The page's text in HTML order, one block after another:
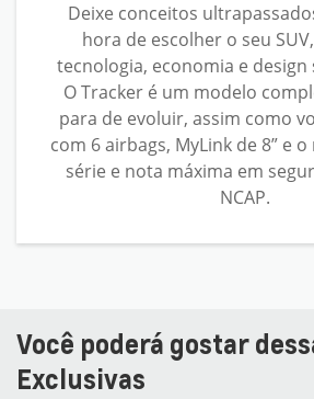
Deixe conceitos
hora de escolher o seu
tecnologia, economia e design
O Tracker é um modelo
para de evoluir, assim como
com 6 airbags, MyLink de 8” e
série e nota máxima em
NCAP.
Você poderá gostar
Exclusivas